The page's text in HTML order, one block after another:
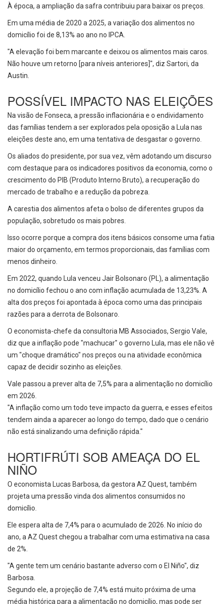
À época, a ampliação da safra contribuiu para baixar os preços.
Em uma média de 2020 a 2025, a variação dos alimentos no
domicílio foi de 8,13% ao ano no IPCA.
"A elevação foi bem marcante e deixou os alimentos mais caros.
Não houve um retorno [para níveis anteriores]", diz Sartori, da
Austin.
POSSÍVEL IMPACTO NAS ELEIÇÕES
Na visão de Fonseca, a pressão inflacionária e o endividamento
das famílias tendem a ser explorados pela oposição a Lula nas
eleições deste ano, em uma tentativa de desgastar o governo.
Os aliados do presidente, por sua vez, vêm adotando um discurso
com destaque para os indicadores positivos da economia, como o
crescimento do PIB (Produto Interno Bruto), a recuperação do
mercado de trabalho e a redução da pobreza.
A carestia dos alimentos afeta o bolso de diferentes grupos da
população, sobretudo os mais pobres.
Isso ocorre porque a compra dos itens básicos consome uma fatia
maior do orçamento, em termos proporcionais, das famílias com
menos dinheiro.
Em 2022, quando Lula venceu Jair Bolsonaro (PL), a alimentação
no domicílio fechou o ano com inflação acumulada de 13,23%. A
alta dos preços foi apontada à época como uma das principais
razões para a derrota de Bolsonaro.
O economista-chefe da consultoria MB Associados, Sergio Vale,
diz que a inflação pode "machucar" o governo Lula, mas ele não vê
um "choque dramático" nos preços ou na atividade econômica
capaz de decidir sozinho as eleições.
Vale passou a prever alta de 7,5% para a alimentação no domicílio
em 2026.
"A inflação como um todo teve impacto da guerra, e esses efeitos
tendem ainda a aparecer ao longo do tempo, dado que o cenário
não está sinalizando uma definição rápida."
HORTIFRÚTI SOB AMEAÇA DO EL
NIÑO
O economista Lucas Barbosa, da gestora AZ Quest, também
projeta uma pressão vinda dos alimentos consumidos no
domicílio.
Ele espera alta de 7,4% para o acumulado de 2026. No início do
ano, a AZ Quest chegou a trabalhar com uma estimativa na casa
de 2%.
"A gente tem um cenário bastante adverso com o El Niño", diz
Barbosa.
Segundo ele, a projeção de 7,4% está muito próxima de uma
média histórica para a alimentação no domicílio, mas pode ser